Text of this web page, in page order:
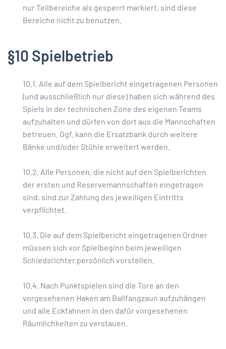
nur Teilbereiche als gesperrt markiert, sind diese
Bereiche nicht zu benutzen.
§10 Spielbetrieb
10.1. Alle auf dem Spielbericht eingetragenen Personen
(und ausschließlich nur diese) haben sich während des
Spiels in der technischen Zone des eigenen Teams
aufzuhalten und dürfen von dort aus die Mannschaften
betreuen. Ggf. kann die Ersatzbank durch weitere
Bänke und/oder Stühle erweitert werden.
10.2. Alle Personen, die nicht auf den Spielberichten
der ersten und Reservemannschaften eingetragen
sind, sind zur Zahlung des jeweiligen Eintritts
verpflichtet.
10.3. Die auf dem Spielbericht eingetragenen Ordner
müssen sich vor Spielbeginn beim jeweiligen
Schiedsrichter persönlich vorstellen.
10.4. Nach Punktspielen sind die Tore an den
vorgesehenen Haken am Ballfangzaun aufzuhängen
und alle Eckfahnen in den dafür vorgesehenen
Räumlichkeiten zu verstauen.